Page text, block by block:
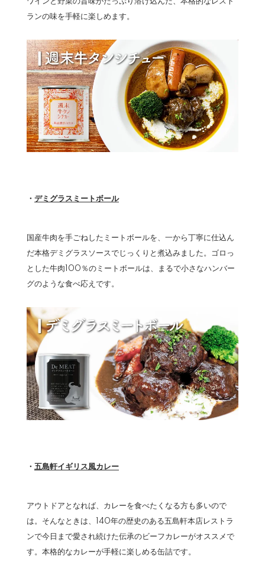
ランの味を手軽に楽しめます。
・ デミグラスミートボール
国産牛肉を手ごねしたミートボールを、一から丁寧に仕込ん
だ本格デミグラスソースでじっくりと煮込みました。ゴロっ
とした牛肉100％のミートボールは、まるで小さなハンバー
グのような食べ応えです。
・ 五島軒イギリス風カレー
アウトドアとなれば、カレーを食べたくなる方も多いので
は。そんなときは、140年の歴史のある五島軒本店レストラ
ンで今日まで愛され続けた伝承のビーフカレーがオススメで
す。本格的なカレーが手軽に楽しめる缶詰です。